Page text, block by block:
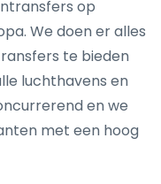
op
We doen er alles
te bieden
luchthavens en
en we
met een hoog